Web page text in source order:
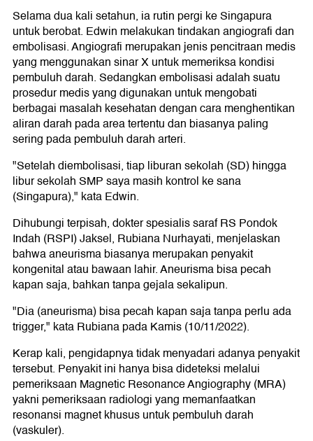
Selama dua kali setahun, ia rutin pergi ke Singapura
untuk berobat. Edwin melakukan tindakan angiografi dan
embolisasi. Angiografi merupakan jenis pencitraan medis
yang menggunakan sinar X untuk memeriksa kondisi
pembuluh darah. Sedangkan embolisasi adalah suatu
prosedur medis yang digunakan untuk mengobati
berbagai masalah kesehatan dengan cara menghentikan
aliran darah pada area tertentu dan biasanya paling
sering pada pembuluh darah arteri.
"Setelah diembolisasi, tiap liburan sekolah (SD) hingga
libur sekolah SMP saya masih kontrol ke sana
(Singapura)," kata Edwin.
Dihubungi terpisah, dokter spesialis saraf RS Pondok
Indah (RSPI) Jaksel, Rubiana Nurhayati, menjelaskan
bahwa aneurisma biasanya merupakan penyakit
kongenital atau bawaan lahir. Aneurisma bisa pecah
kapan saja, bahkan tanpa gejala sekalipun.
"Dia (aneurisma) bisa pecah kapan saja tanpa perlu ada
trigger," kata Rubiana pada Kamis (10/11/2022).
Kerap kali, pengidapnya tidak menyadari adanya penyakit
tersebut. Penyakit ini hanya bisa dideteksi melalui
pemeriksaan Magnetic Resonance Angiography (MRA)
yakni pemeriksaan radiologi yang memanfaatkan
resonansi magnet khusus untuk pembuluh darah
(vaskuler).